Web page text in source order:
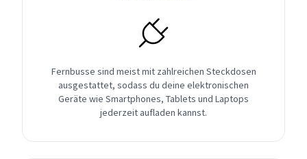
Fernbusse sind meist mit zahlreichen Steckdosen
ausgestattet, sodass du deine elektronischen
Geräte wie Smartphones, Tablets und Laptops
jederzeit aufladen kannst.